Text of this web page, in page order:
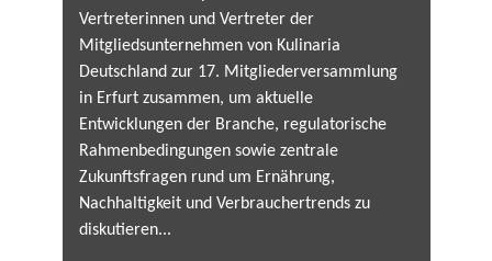
Vertreterinnen und Vertreter der
Mitgliedsunternehmen von Kulinaria
Deutschland zur 17. Mitgliederversammlung
in Erfurt zusammen, um aktuelle
Entwicklungen der Branche, regulatorische
Rahmenbedingungen sowie zentrale
Zukunftsfragen rund um Ernährung,
Nachhaltigkeit und Verbrauchertrends zu
diskutieren...